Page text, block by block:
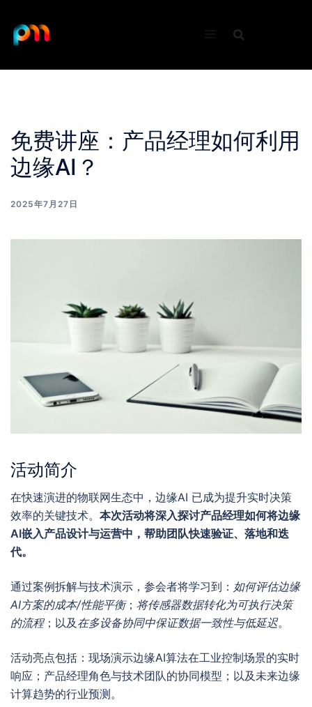
content
免费讲座：产品经理如何利用
边缘AI？
2025年7月27日
活动简介
在快速演进的物联网生态中，边缘AI 已成为提升实时决策
效率的关键技术。 本次活动将深入探讨产品经理如何将边缘
AI嵌入产品设计与运营中，帮助团队快速验证、落地和迭
代。
通过案例拆解与技术演示，参会者将学习到： 如何评估边缘
AI方案的成本/性能平衡； 将传感器数据转化为可执行决策
的流程；以及 在多设备协同中保证数据一致性与低延迟。
活动亮点包括：现场演示边缘AI算法在工业控制场景的实时
响应；产品经理角色与技术团队的协同模型；以及未来边缘
计算趋势的行业预测。